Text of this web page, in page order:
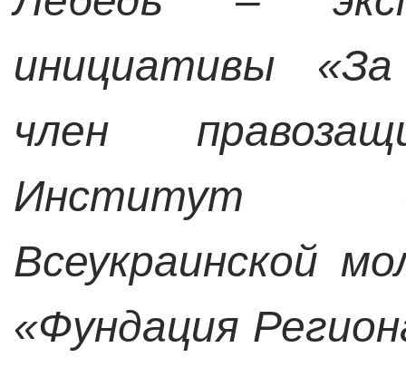
инициативы
член
Институт
Всеукраинской
«Фундация